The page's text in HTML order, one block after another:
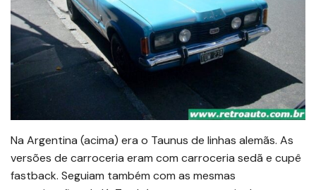
Na Argentina (acima) era o Taunus de linhas alemãs. As
versões de carroceria eram com carroceria sedã e cupê
fastback. Seguiam também com as mesmas